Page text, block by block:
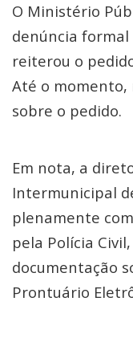
O Ministério
denúncia
reiterou o
Até o momento,
sobre o pedido.
Em nota, a
Intermunicipal
plenamente
pela Polícia
documentação
Prontuário